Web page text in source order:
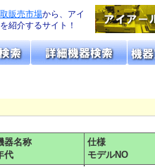
販売市場から、アイ
紹介するサイト！
器名称
代
仕様
モデルNO